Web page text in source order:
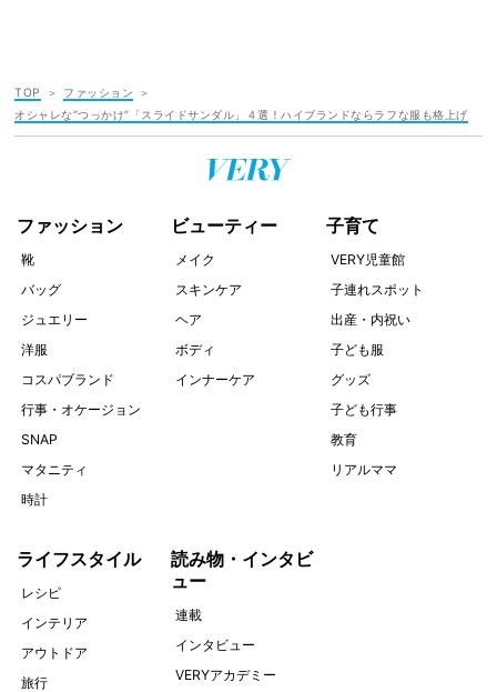
TOP
ファッション
オシャレな“つっかけ”「スライドサンダル」４選！ハイブランドならラフな服も格上げ
ファッション
靴
バッグ
ジュエリー
洋服
コスパブランド
行事・オケージョン
SNAP
マタニティ
時計
ビューティー
メイク
スキンケア
ヘア
ボディ
インナーケア
子育て
VERY児童館
子連れスポット
出産・内祝い
子ども服
グッズ
子ども行事
教育
リアルママ
ライフスタイル
レシピ
インテリア
アウトドア
旅行
読み物・インタビ
ュー
連載
インタビュー
VERYアカデミー